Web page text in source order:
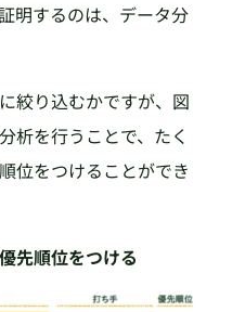
明するのは、データ分
絞り込むかですが、図
析を行うことで、たく
位をつけることができ
先順位をつける